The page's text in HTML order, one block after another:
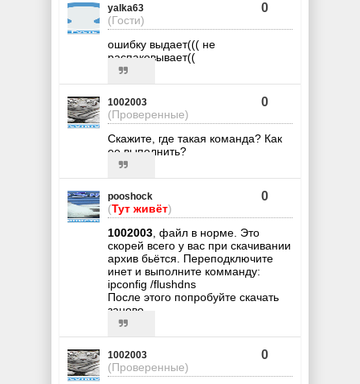
yalka63
(Гости)
0
ошибку выдает((( не
распаковывает((
1002003
(Проверенные)
0
Скажите, где такая команда? Как
ее выполнить?
pooshock
(Тут живёт)
0
1002003 , файл в норме. Это
скорей всего у вас при скачивании
архив бьётся. Переподключите
инет и выполните комманду:
ipconfig /flushdns
После этого попробуйте скачать
заново.
1002003
(Проверенные)
0